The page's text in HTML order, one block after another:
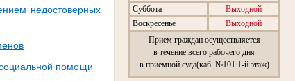
Суббота
Выходной
Воскресенье
Выходной
Прием граждан осуществляется
в течение всего рабочего дня
в приёмной суда(каб. №101 1-й этаж)
недостоверных
помощи